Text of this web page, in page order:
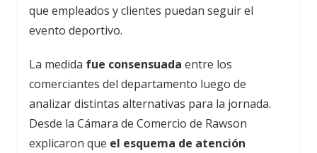
que empleados y clientes puedan seguir el
evento deportivo.
La medida fue consensuada entre los
comerciantes del departamento luego de
analizar distintas alternativas para la jornada.
Desde la Cámara de Comercio de Rawson
explicaron que el esquema de atención